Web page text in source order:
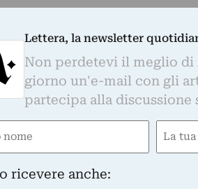
Lettera, la newsletter
Non perdetevi il meglio
giorno un'e-mail con gli
partecipa alla
Email
ricevere anche: